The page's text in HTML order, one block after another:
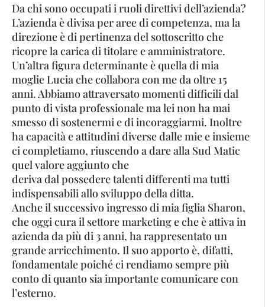
Da chi sono occupati i ruoli direttivi dell’azienda?
L’azienda è divisa per aree di competenza, ma la
direzione è di pertinenza del sottoscritto che
ricopre la carica di titolare e amministratore.
Un’altra figura determinante è quella di mia
moglie Lucia che collabora con me da oltre 15
anni. Abbiamo attraversato momenti difficili dal
punto di vista professionale ma lei non ha mai
smesso di sostenermi e di incoraggiarmi. Inoltre
ha capacità e attitudini diverse dalle mie e insieme
ci completiamo, riuscendo a dare alla Sud Matic
quel valore aggiunto che
deriva dal possedere talenti differenti ma tutti
indispensabili allo sviluppo della ditta.
Anche il successivo ingresso di mia figlia Sharon,
che oggi cura il settore marketing e che è attiva in
azienda da più di 3 anni, ha rappresentato un
grande arricchimento. Il suo apporto è, difatti,
fondamentale poiché ci rendiamo sempre più
conto di quanto sia importante comunicare con
l’esterno.